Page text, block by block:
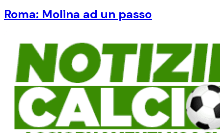
Roma: Molina ad un passo